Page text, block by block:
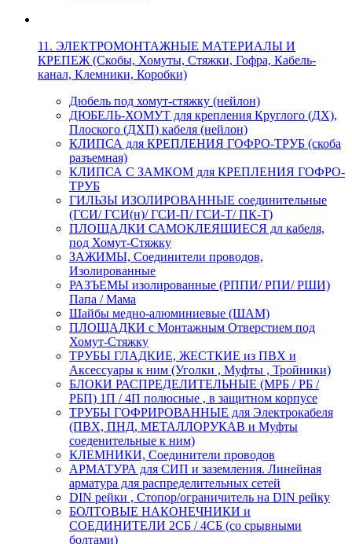
11. ЭЛЕКТРОМОНТАЖНЫЕ МАТЕРИАЛЫ И
КРЕПЕЖ (Скобы, Хомуты, Стяжки, Гофра, Кабель-
канал, Клемники, Коробки)
Дюбель под хомут-стяжку (нейлон)
ДЮБЕЛЬ-ХОМУТ для крепления Круглого (ДХ),
Плоского (ДХП) кабеля (нейлон)
КЛИПСА для КРЕПЛЕНИЯ ГОФРО-ТРУБ (скоба
разъемная)
КЛИПСА С ЗАМКОМ для КРЕПЛЕНИЯ ГОФРО-
ТРУБ
ГИЛЬЗЫ ИЗОЛИРОВАННЫЕ соединительные
(ГСИ/ ГСИ(н)/ ГСИ-П/ ГСИ-Т/ ПК-Т)
ПЛОЩАДКИ САМОКЛЕЯЩИЕСЯ дл кабеля,
под Хомут-Стяжку
ЗАЖИМЫ, Соединители проводов,
Изолированные
РАЗЪЕМЫ изолированные (РППИ/ РПИ/ РШИ)
Папа / Мама
Шайбы медно-алюминиевые (ШАМ)
ПЛОЩАДКИ с Монтажным Отверстием под
Хомут-Стяжку
ТРУБЫ ГЛАДКИЕ, ЖЕСТКИЕ из ПВХ и
Аксессуары к ним (Уголки , Муфты , Тройники)
БЛОКИ РАСПРЕДЕЛИТЕЛЬНЫЕ (МРБ / РБ /
РБП) 1П / 4П полюсные , в защитном корпусе
ТРУБЫ ГОФРИРОВАННЫЕ для Электрокабеля
(ПВХ, ПНД, МЕТАЛЛОРУКАВ и Муфты
соеденительные к ним)
КЛЕМНИКИ, Соединители проводов
АРМАТУРА для СИП и заземления. Линейная
арматура для распределительных сетей
DIN рейки , Стопор/ограничитель на DIN рейку
БОЛТОВЫЕ НАКОНЕЧНИКИ и
СОЕДИНИТЕЛИ 2СБ / 4СБ (со срывными
болтами)